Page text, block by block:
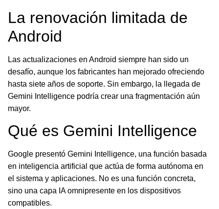
La renovación limitada de
Android
Las actualizaciones en Android siempre han sido un
desafío, aunque los fabricantes han mejorado ofreciendo
hasta siete años de soporte. Sin embargo, la llegada de
Gemini Intelligence podría crear una fragmentación aún
mayor.
Qué es Gemini Intelligence
Google presentó Gemini Intelligence, una función basada
en inteligencia artificial que actúa de forma autónoma en
el sistema y aplicaciones. No es una función concreta,
sino una capa IA omnipresente en los dispositivos
compatibles.